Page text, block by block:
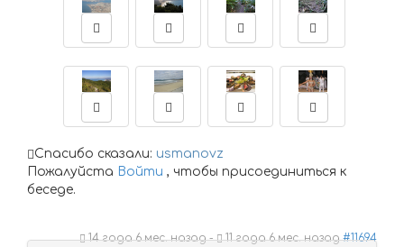
Спасибо сказали: usmanovz
Пожалуйста Войти , чтобы присоединиться к
беседе.
14 года 6 мес. назад- 11 года 6 мес. назад #11694